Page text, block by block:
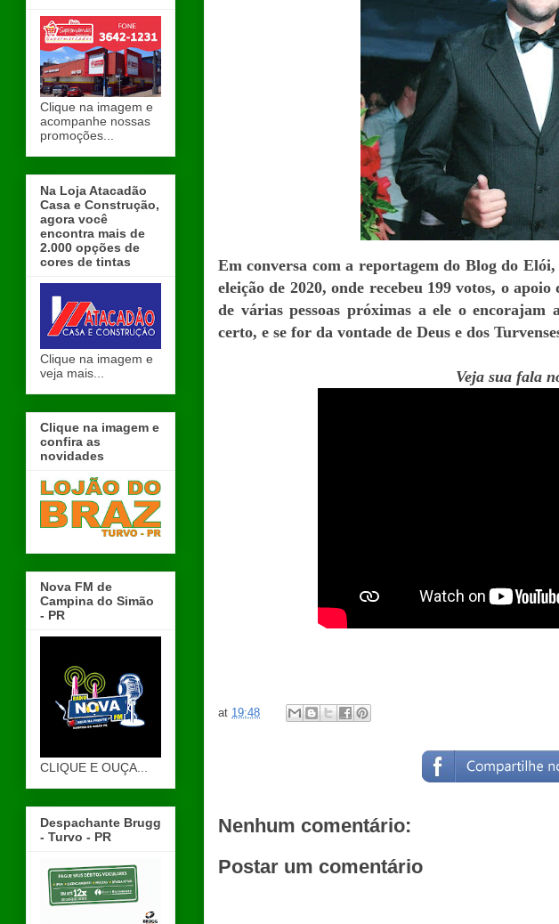
Em conversa com a reportagem do Blog do
eleição de 2020, onde recebeu 199 votos, o
de várias pessoas próximas a ele o
certo, e se for da vontade de Deus e dos
Veja sua fala
at 19:48
Nenhum comentário:
Postar um comentário
Clique na imagem e
acompanhe nossas
promoções...
Na Loja Atacadão
Casa e Construção,
agora você
encontra mais de
2.000 opções de
cores de tintas
Clique na imagem e
veja mais...
Clique na imagem e
confira as
novidades
Nova FM de
Campina do Simão
- PR
CLIQUE E OUÇA...
Despachante Brugg
- Turvo - PR